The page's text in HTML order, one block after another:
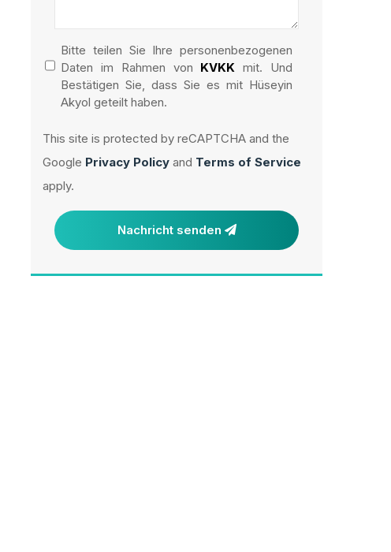
Bitte teilen Sie Ihre personenbezogenen
Daten im Rahmen von KVKK mit. Und
Bestätigen Sie, dass Sie es mit Hüseyin
Akyol geteilt haben.
This site is protected by reCAPTCHA and the
Google Privacy Policy and Terms of Service
apply.
Nachricht senden